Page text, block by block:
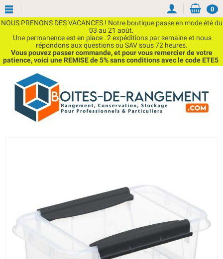
NOUS PRENONS DES VACANCES ! Notre boutique passe en mode été du
03 au 21 août.
Une permanence est en place : 2 expéditions par semaine et nous
répondons aux questions ou SAV sous 72 heures.
Vous pouvez passer commande, et pour vous remercier de votre
patience, voici une REMISE de 5% sans conditions avec le code ETE5
0